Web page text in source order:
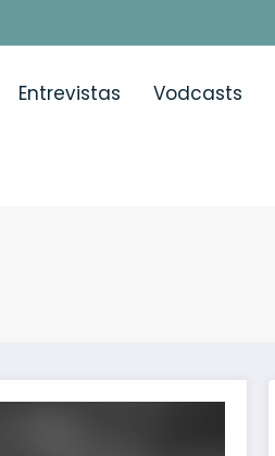
Entrevistas Vodcasts